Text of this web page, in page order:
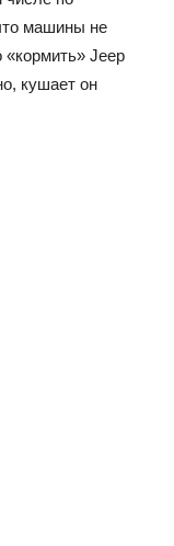
машины не
«кормить» Jeep
кушает он